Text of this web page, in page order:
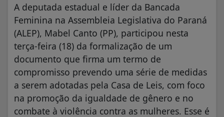
A deputada estadual e líder da Bancada
Feminina na Assembleia Legislativa do Paraná
(ALEP), Mabel Canto (PP), participou nesta
terça-feira (18) da formalização de um
documento que firma um termo de
compromisso prevendo uma série de medidas
a serem adotadas pela Casa de Leis, com foco
na promoção da igualdade de gênero e no
combate à violência contra as mulheres. Esse é